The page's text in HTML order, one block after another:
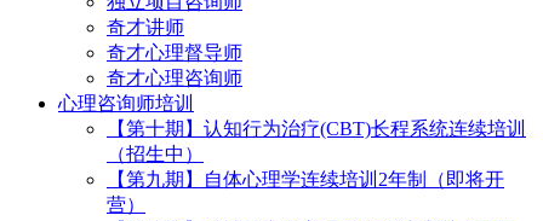
奇才讲师
奇才心理督导师
奇才心理咨询师
心理咨询师培训
【第十期】认知行为治疗(CBT)长程系统连续培训
（招生中）
【第九期】自体心理学连续培训2年制（即将开
营）